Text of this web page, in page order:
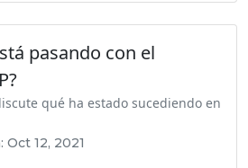
pasando con el
qué ha estado sucediendo en
12, 2021